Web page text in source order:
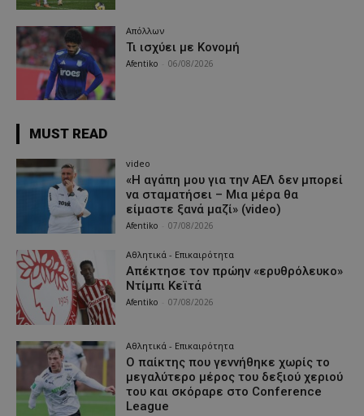
Απόλλων
Τι ισχύει με Κονομή
Afentiko 06/08/2026
MUST READ
video
«Η αγάπη μου για την ΑΕΛ δεν μπορεί
να σταματήσει – Μια μέρα θα
είμαστε ξανά μαζί» (video)
Afentiko 07/08/2026
Αθλητικά - Επικαιρότητα
Απέκτησε τον πρώην «ερυθρόλευκο»
Ντίμπι Κεϊτά
Afentiko 07/08/2026
Αθλητικά - Επικαιρότητα
Ο παίκτης που γεννήθηκε χωρίς το
μεγαλύτερο μέρος του δεξιού χεριού
του και σκόραρε στο Conference
League